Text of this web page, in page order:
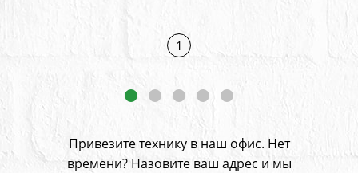
1
Привезите технику в наш офис. Нет
времени? Назовите ваш адрес и мы